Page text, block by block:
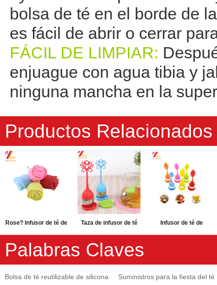
bolsa de té en el borde de
es fácil de abrir o cerrar
FÁCIL DE LIMPIAR:
enjuague con agua tibia y
ninguna mancha en la
Productos Relacionados
Rose? Infusor de té de
de grado alimentario
FDA
Taza de infusor de té
silicona Manija Filtro
de filtro de acero
inoxidable Infuser
Infusor de té de
alimenticio de silicona
Palabras Claves
Bolsa de té reutilizable de silicona Suministros para la fiesta del té